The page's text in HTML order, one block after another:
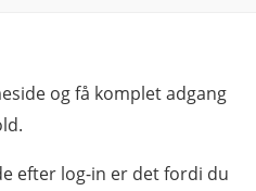
og få komplet adgang
efter log-in er det fordi du